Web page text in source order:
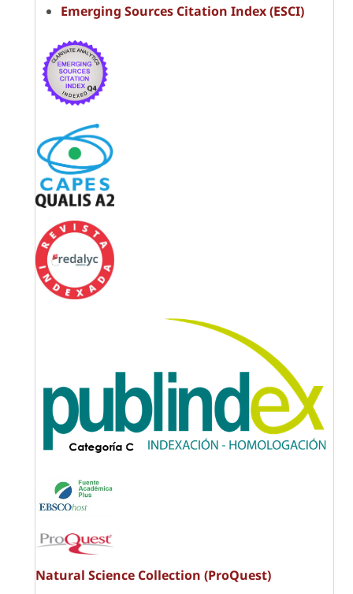
Emerging Sources Citation Index (ESCI)
Natural Science Collection (ProQuest)